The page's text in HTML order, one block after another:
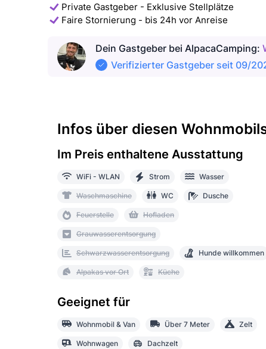
Private Gastgeber - Exklusive Stellplätze
Faire Stornierung - bis 24h vor Anreise
Dein Gastgeber bei AlpacaCamping:
Verifizierter Gastgeber seit 09/
Infos über diesen
Im Preis enthaltene Ausstattung
WiFi - WLAN Strom Wasser
Waschmaschine WC Dusche
Feuerstelle Hofladen
Grauwasserentsorgung
Schwarzwasserentsorgung Hunde willkommen
Alpakas vor Ort Küche
Geeignet für
Wohnmobil & Van Über 7 Meter Zelt
Wohnwagen Dachzelt